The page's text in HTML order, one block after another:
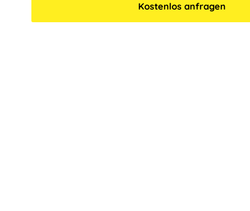
Kostenlos anfragen